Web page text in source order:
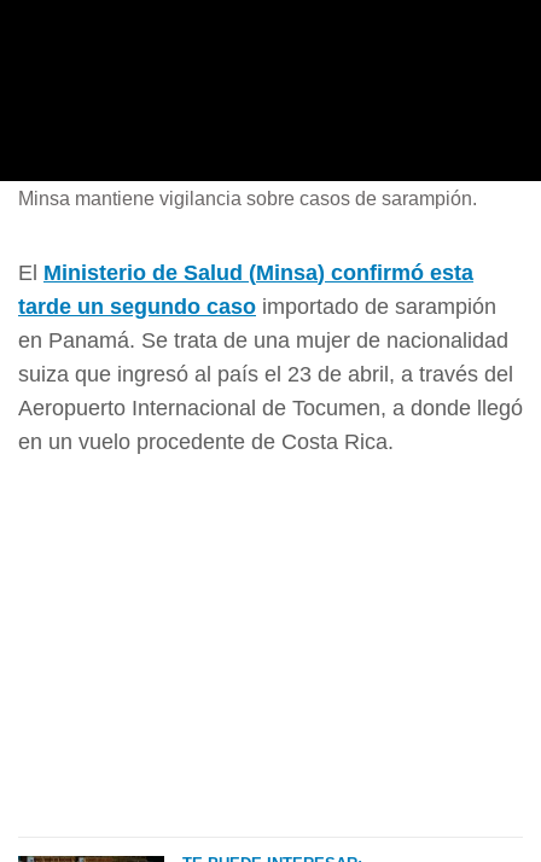
Minsa mantiene vigilancia sobre casos de sarampión.
El Ministerio de Salud (Minsa) confirmó esta
tarde un segundo caso importado de sarampión
en Panamá. Se trata de una mujer de nacionalidad
suiza que ingresó al país el 23 de abril, a través del
Aeropuerto Internacional de Tocumen, a donde llegó
en un vuelo procedente de Costa Rica.